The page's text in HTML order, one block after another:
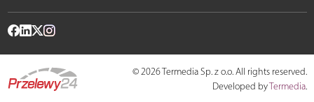
© 2026 Termedia Sp. z o.o. All rights reserved.
Developed byTermedia.